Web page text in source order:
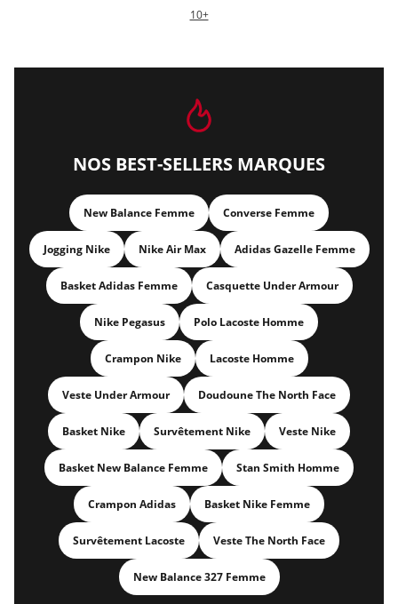
10+
NOS BEST-SELLERS MARQUES
New Balance Femme Converse Femme
Jogging Nike Nike Air Max Adidas Gazelle Femme
Basket Adidas Femme Casquette Under Armour
Nike Pegasus Polo Lacoste Homme
Crampon Nike Lacoste Homme
Veste Under Armour Doudoune The North Face
Basket Nike Survêtement Nike Veste Nike
Basket New Balance Femme Stan Smith Homme
Crampon Adidas Basket Nike Femme
Survêtement Lacoste Veste The North Face
New Balance 327 Femme